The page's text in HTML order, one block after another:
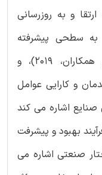
و به روزرسانی
سطحی پیشرفته
(پیپکین و فونتس، 2017؛ یانگ و همکاران، 2019)، و
و کارایی عوامل
اشاره می کند
فرآیند بهبود و پیشرفت
صنعتی اشاره می